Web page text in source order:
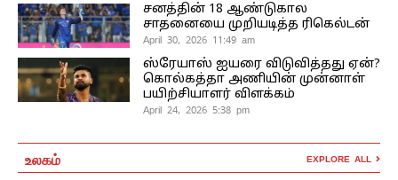
சனத்தின் 18 ஆண்டுகால
சாதனையை முறியடித்த ரிகெல்டன்
April 30, 2026 11:49 am
ஸ்ரேயாஸ் ஐயரை விடுவித்தது ஏன்?
கொல்கத்தா அணியின் முன்னாள்
பயிற்சியாளர் விளக்கம்
April 24, 2026 5:38 pm
உலகம் EXPLORE ALL